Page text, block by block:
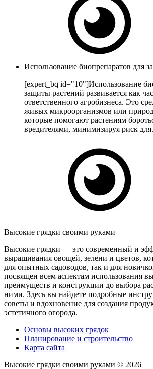
Использование биопрепаратов для
[expert_bq id="10"]Использование
защиты растений развивается как
ответственного агробизнеса. Это
живых микроорганизмов или
которые помогают растениям
вредителями, минимизируя риск
Высокие грядки своими руками
Высокие грядки — это современный и
выращивания овощей, зелени и цветов,
для опытных садоводов, так и для
посвящен всем аспектам использования
преимуществ и конструкции до выбора
ними. Здесь вы найдете подробные
советы и вдохновение для создания
эстетичного огорода.
Основы высоких грядок
Планирование и строительство
Карта сайта
Высокие грядки своими руками © 2026